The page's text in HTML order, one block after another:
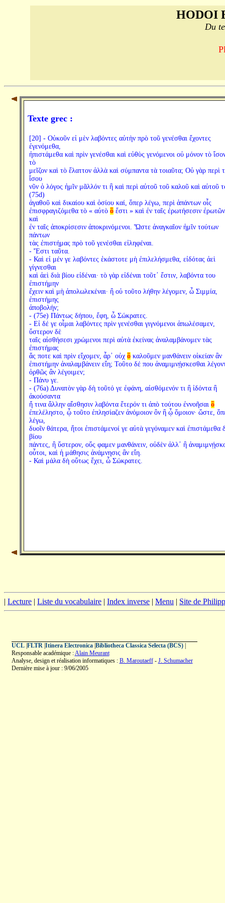
HODOI
Du
Texte grec :
[20] - Οὐκοῦν εἰ μὲν λαβόντες αὐτὴν πρὸ τοῦ γενέσθαι ἔχοντες
ἐγενόμεθα,
ἠπιστάμεθα καὶ πρὶν γενέσθαι καὶ εὐθὺς γενόμενοι οὐ μόνον τὸ
τὸ
μεῖζον καὶ τὸ ἔλαττον ἀλλὰ καὶ σύμπαντα τὰ τοιαῦτα; Οὐ γὰρ περὶ
ἴσου
νῦν ὁ λόγος ἡμῖν μᾶλλόν τι ἢ καὶ περὶ αὐτοῦ τοῦ καλοῦ καὶ αὐτοῦ
(75d)
ἀγαθοῦ καὶ δικαίου καὶ ὁσίου καί, ὅπερ λέγω, περὶ ἁπάντων οἷς
ἐπισφραγιζόμεθα τὸ « αὐτὸ ὃἔστι » καὶ ἐν ταῖς ἐρωτήσεσιν
καὶ
ἐν ταῖς ἀποκρίσεσιν ἀποκρινόμενοι. Ὥστε ἀναγκαῖον ἡμῖν τούτων
πάντων
τὰς ἐπιστήμας πρὸ τοῦ γενέσθαι εἰληφέναι.
- Ἔστι ταῦτα.
- Καὶ εἰ μέν γε λαβόντες ἑκάστοτε μὴ ἐπιλελήσμεθα, εἰδότας ἀεὶ
γίγνεσθαι
καὶ ἀεὶ διὰ βίου εἰδέναι· τὸ γὰρ εἰδέναι τοῦτ᾽ ἔστιν, λαβόντα του
ἐπιστήμην
ἔχειν καὶ μὴ ἀπολωλεκέναι· ἢ οὐ τοῦτο λήθην λέγομεν, ὦ Σιμμία,
ἐπιστήμης
ἀποβολήν;
- (75e) Πάντως δήπου, ἔφη, ὦ Σώκρατες.
- Εἰ δέ γε οἶμαι λαβόντες πρὶν γενέσθαι γιγνόμενοι ἀπωλέσαμεν,
ὕστερον δὲ
ταῖς αἰσθήσεσι χρώμενοι περὶ αὐτὰ ἐκείνας ἀναλαμβάνομεν τὰς
ἐπιστήμας
ἅς ποτε καὶ πρὶν εἴχομεν, ἆρ᾽ οὐχ ὃκαλοῦμεν μανθάνειν οἰκείαν ἂν
ἐπιστήμην ἀναλαμβάνειν εἴη; Τοῦτο δέ που ἀναμιμνῄσκεσθαι
ὀρθῶς ἂν λέγοιμεν;
- Πάνυ γε.
- (76a) Δυνατὸν γὰρ δὴ τοῦτό γε ἐφάνη, αἰσθόμενόν τι ἢ ἰδόντα ἢ
ἀκούσαντα
ἤ τινα ἄλλην αἴσθησιν λαβόντα ἕτερόν τι ἀπὸ τούτου ἐννοῆσαι ὃ
ἐπελέληστο, ᾧ τοῦτο ἐπλησίαζεν ἀνόμοιον ὂν ἢ ᾧ ὅμοιον· ὥστε,
λέγω,
δυοῖν θάτερα, ἤτοι ἐπιστάμενοί γε αὐτὰ γεγόναμεν καὶ ἐπιστάμεθα
βίου
πάντες, ἢ ὕστερον, οὕς φαμεν μανθάνειν, οὐδὲν ἀλλ᾽ ἢ
οὗτοι, καὶ ἡ μάθησις ἀνάμνησις ἂν εἴη.
- Καὶ μάλα δὴ οὕτως ἔχει, ὦ Σώκρατες.
| Lecture | Liste du vocabulaire | Index inverse | Menu | Site de
UCL| FLTR| Itinera Electronica| Bibliotheca Classica Selecta (BCS)|
Responsable académique :Alain Meurant
Analyse, design et réalisation informatiques : B. Maroutaeff- J. Schumacher
Dernière mise à jour : 9/06/2005